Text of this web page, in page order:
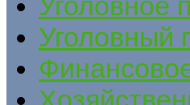
Уголовный